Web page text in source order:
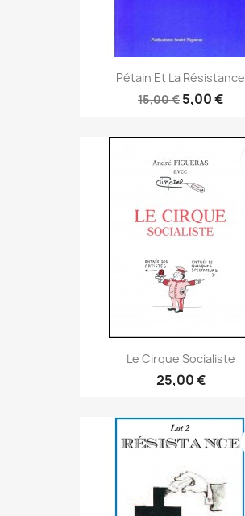
Pétain Et La Résistance
15,00 € 5,00 €
Le Cirque Socialiste
25,00 €